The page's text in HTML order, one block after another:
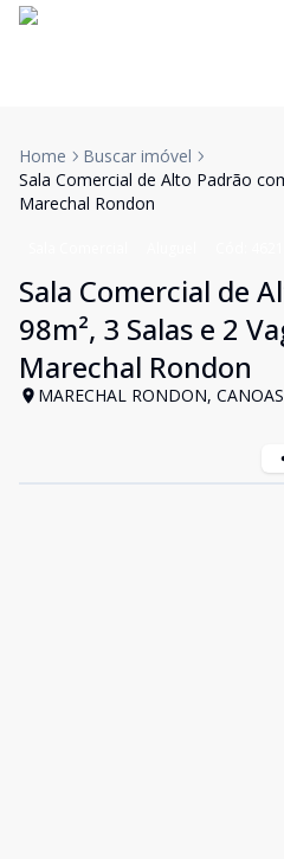
Home
Buscar imóvel
Sala Comercial de Alto Padrão
Marechal Rondon
Sala Comercial de
98m², 3 Salas e 2
Marechal Rondon
MARECHAL RONDON,